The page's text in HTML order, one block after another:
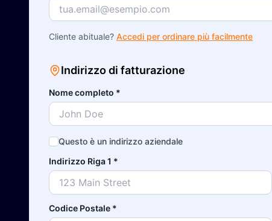
Cliente abituale? Accedi per ordinare più facilmente
Indirizzo di fatturazione
Nome completo *
Questo è un indirizzo aziendale
Indirizzo Riga 1 *
Codice Postale *